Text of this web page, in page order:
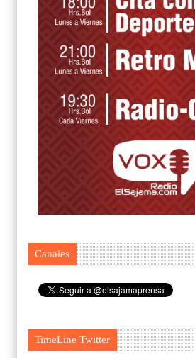
Canales
TimeLine Twitter